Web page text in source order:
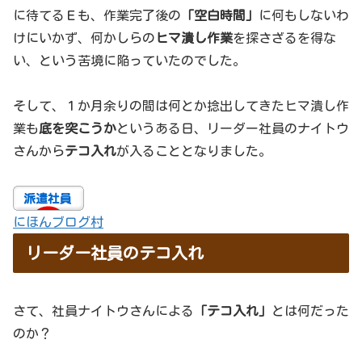
に待てるＥも、作業完了後の 「空白時間」
に何もしないわ
けにいかず、何かしらの ヒマ潰し作業を探さざるを得な
い、という苦境に陥っていたのでした。
そして、１か月余りの間は何とか捻出してきたヒマ潰し作
業も底を突こうかというある日、リーダー社員のナイトウ
さんからテコ入れが入ることとなりました。
にほんブログ村
リーダー社員のテコ入れ
さて、社員ナイトウさんによる 「テコ入れ」
とは何だった
のか？